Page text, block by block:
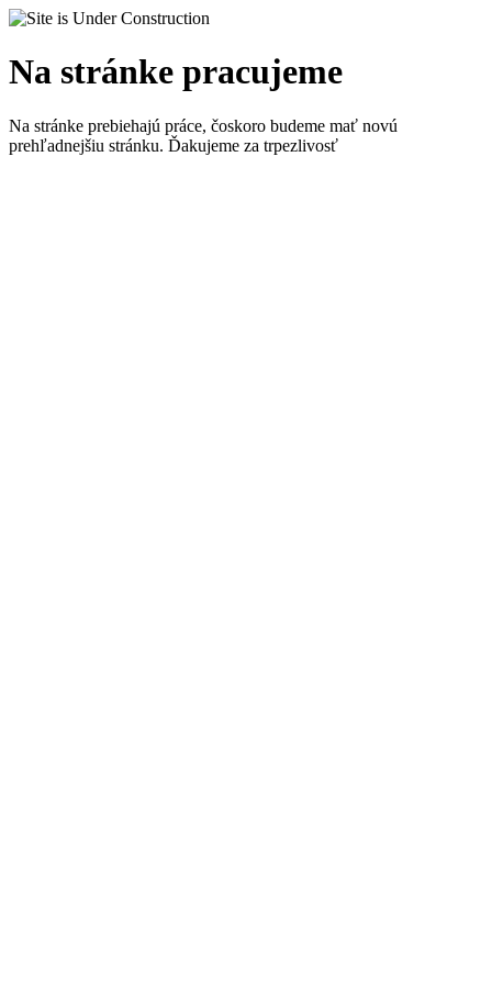
Na stránke pracujeme
Na stránke prebiehajú práce, čoskoro budeme mať novú
prehľadnejšiu stránku. Ďakujeme za trpezlivosť